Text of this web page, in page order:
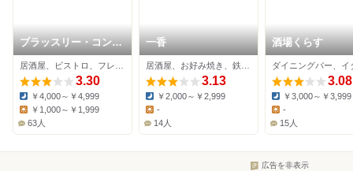
ブラッスリー・コント
ワール
3.30
Dinner:
￥4,000～￥4,999
Lunch:
￥1,000～￥1,999
63人
一香
3.13
Dinner:
￥2,000～￥2,999
Lunch:
-
14人
酒場くらす
3.08
Dinner:
￥3,000～￥3,999
Lunch:
-
15人
広告を非表示